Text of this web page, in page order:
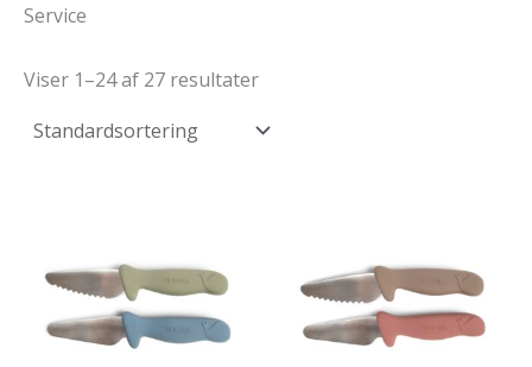
Service
Viser 1–24 af 27 resultater